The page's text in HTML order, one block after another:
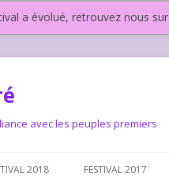
a évolué, retrouvez nous sur
avec les peuples premiers
2018 FESTIVAL 2017